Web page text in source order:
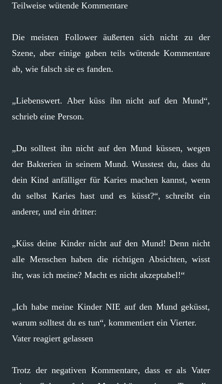
Teilweise wütende Kommentare
Die meisten Follower äußerten sich nicht zu der
Szene, aber einige gaben teils wütende Kommentare
ab, wie falsch sie es fanden.
„Liebenswert. Aber küss ihn nicht auf den Mund“,
schrieb eine Person.
„Du solltest ihn nicht auf den Mund küssen, wegen
der Bakterien in seinem Mund. Wusstest du, dass du
dein Kind anfälliger für Karies machen kannst, wenn
du selbst Karies hast und es küsst?“, schreibt ein
anderer, und ein dritter:
„Küss deine Kinder nicht auf den Mund! Denn nicht
alle Menschen haben die richtigen Absichten, wisst
ihr, was ich meine? Macht es nicht akzeptabel!“
„Ich habe meine Kinder NIE auf den Mund geküsst,
warum solltest du es tun“, kommentiert ein Vierter.
Vater reagiert gelassen
Trotz der negativen Kommentare, dass er als Vater